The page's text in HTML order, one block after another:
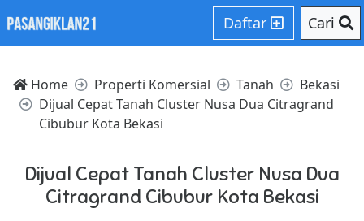
Daftar Cari
Home Properti Komersial Tanah
Bekasi
Dijual Cepat Tanah Cluster Nusa Dua Citragrand
Cibubur Kota Bekasi
Dijual Cepat Tanah Cluster Nusa Dua
Citragrand Cibubur Kota Bekasi